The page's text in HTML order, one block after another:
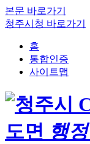
본문 바로가기
청주시청 바로가기
홈
통합인증
사이트맵
도면 행